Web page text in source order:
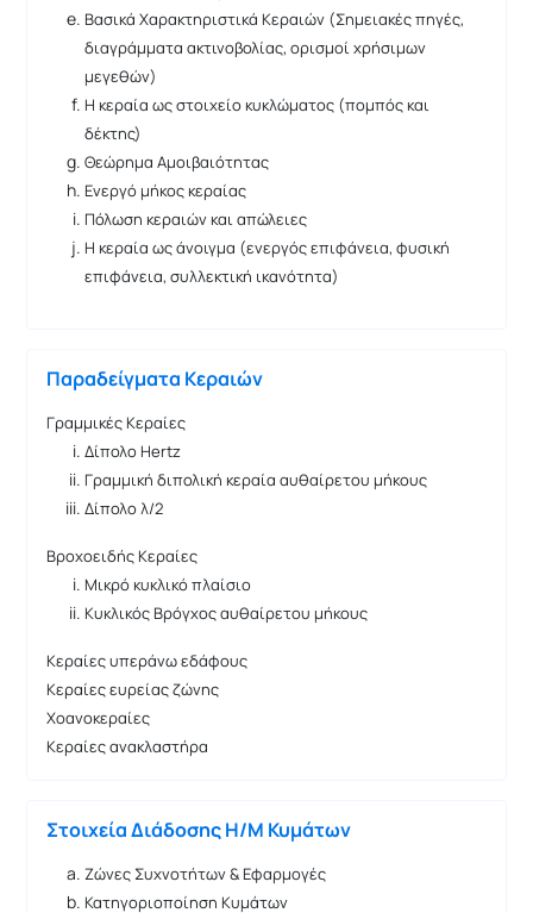
Βασικά Χαρακτηριστικά Κεραιών (Σημειακές πηγές,
διαγράμματα ακτινοβολίας, ορισμοί χρήσιμων
μεγεθών)
Η κεραία ως στοιχείο κυκλώματος (πομπός και
δέκτης)
Θεώρημα Αμοιβαιότητας
Ενεργό μήκος κεραίας
Πόλωση κεραιών και απώλειες
Η κεραία ως άνοιγμα (ενεργός επιφάνεια, φυσική
επιφάνεια, συλλεκτική ικανότητα)
Παραδείγματα Κεραιών
Γραμμικές Κεραίες
Δίπολο Hertz
Γραμμική διπολική κεραία αυθαίρετου μήκους
Δίπολο λ/2
Βροχοειδής Κεραίες
Μικρό κυκλικό πλαίσιο
Κυκλικός Βρόγχος αυθαίρετου μήκους
Κεραίες υπεράνω εδάφους
Κεραίες ευρείας ζώνης
Χοανοκεραίες
Κεραίες ανακλαστήρα
Στοιχεία Διάδοσης Η/Μ Κυμάτων
Ζώνες Συχνοτήτων & Εφαρμογές
Κατηγοριοποίηση Κυμάτων